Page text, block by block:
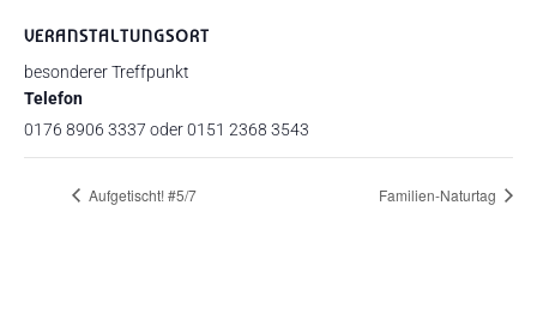
VERANSTALTUNGSORT
besonderer Treffpunkt
Telefon
0176 8906 3337 oder 0151 2368 3543
Aufgetischt! #5/7 Familien-Naturtag